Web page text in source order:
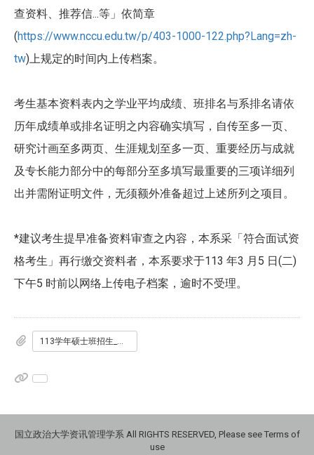
查资料、推荐信...等」依简章
(https://www.nccu.edu.tw/p/403-1000-122.php?Lang=zh-
tw)上规定的时间内上传档案。
考生基本资料表内之学业平均成绩、班排名与系排名请依
历年成绩单或排名证明之内容确实填写，自传至多一页、
研究计画至多两页、生涯规划至多一页、重要经历与成就
及专长能力部分中的每部分至多填写最重要的三项详细列
出并需附证明文件，无须额外准备超过上述所列之项目。
*建议考生提早准备资料审查之内容，本系采「符合面试资
格考生」再行缴交资料者，本系要求于113 年3 月5 日(二)
下午5 时前以网络上传电子档案，逾时不受理。
国立政治大学资讯管理学系 All RIGHTS RESERVED, Please see Terms of
use